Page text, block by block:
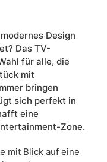
und der
von +/- 2–3 cm
Design
Das TV-
für alle, die
mit
bringen
sich perfekt in
eine
Zone.
mit Blick auf eine